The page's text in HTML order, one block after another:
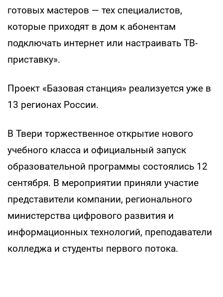
готовых мастеров — тех специалистов,
которые приходят в дом к абонентам
подключать интернет или настраивать ТВ-
приставку».
Проект «Базовая станция» реализуется уже в
13 регионах России.
В Твери торжественное открытие нового
учебного класса и официальный запуск
образовательной программы состоялись 12
сентября. В мероприятии приняли участие
представители компании, регионального
министерства цифрового развития и
информационных технологий, преподаватели
колледжа и студенты первого потока.